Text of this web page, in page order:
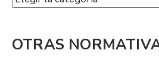
OTRAS